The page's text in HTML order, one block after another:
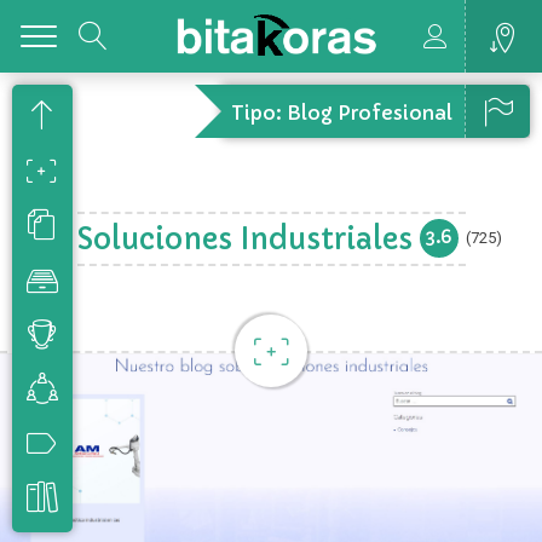
Tipo: Blog Profesional
Soluciones Industriales 3.6 (725)